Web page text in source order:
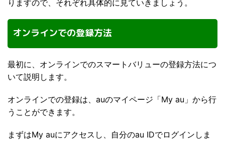
りますので、それぞれ具体的に見ていきましょう。
オンラインでの登録方法
最初に、オンラインでのスマートバリューの登録方法につ
いて説明します。
オンラインでの登録は、auのマイページ「My au」から行
うことができます。
まずはMy auにアクセスし、自分のau IDでログインしま